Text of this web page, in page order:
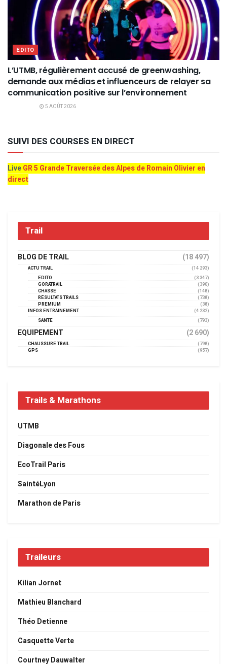
EDITO
L’UTMB, régulièrement accusé de greenwashing,
demande aux médias et influenceurs de relayer sa
communication positive sur l’environnement
5 AOÛT 2026
SUIVI DES COURSES EN DIRECT
LiveGR 5 Grande Traversée des Alpes de Romain Olivier en
direct
Trail
BLOG DE TRAIL (18 497)
ACTU TRAIL
(14 293)
EDITO
(3 347)
GORATRAIL
(390)
CHASSE
(148)
RÉSULTATS TRAILS
(738)
PREMIUM
(38)
INFOS ENTRAINEMENT
(4 232)
SANTÉ
(793)
EQUIPEMENT (2 690)
CHAUSSURE TRAIL
(798)
GPS
(957)
Trails & Marathons
UTMB
Diagonale des Fous
EcoTrail Paris
SaintéLyon
Marathon de Paris
Traileurs
Kilian Jornet
Mathieu Blanchard
Théo Detienne
Casquette Verte
Courtney Dauwalter